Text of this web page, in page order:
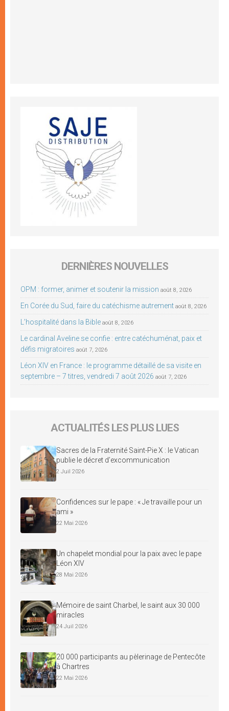
DERNIÈRES NOUVELLES
OPM : former, animer et soutenir la mission août 8, 2026
En Corée du Sud, faire du catéchisme autrement août 8, 2026
L’hospitalité dans la Bible août 8, 2026
Le cardinal Aveline se confie : entre catéchuménat, paix et
défis migratoires août 7, 2026
Léon XIV en France : le programme détaillé de sa visite en
septembre – 7 titres, vendredi 7 août 2026 août 7, 2026
ACTUALITÉS LES PLUS LUES
Sacres de la Fraternité Saint-Pie X : le Vatican
publie le décret d’excommunication
2 Juil 2026
Confidences sur le pape : « Je travaille pour un
ami »
22 Mai 2026
Un chapelet mondial pour la paix avec le pape
Léon XIV
28 Mai 2026
Mémoire de saint Charbel, le saint aux 30 000
miracles
24 Juil 2026
20 000 participants au pèlerinage de Pentecôte
à Chartres
22 Mai 2026